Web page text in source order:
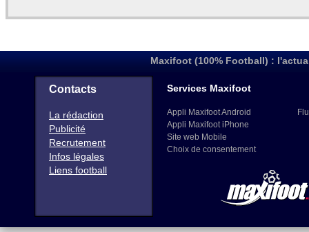
Maxifoot (100% Football) :
Contacts
La rédaction
Publicité
Recrutement
Infos légales
Liens football
Services Maxifoot
Appli Maxifoot Android
Appli Maxifoot iPhone
Site web Mobile
Choix de consentement